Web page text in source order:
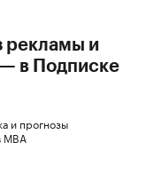
рекламы и
в Подписке
и прогнозы